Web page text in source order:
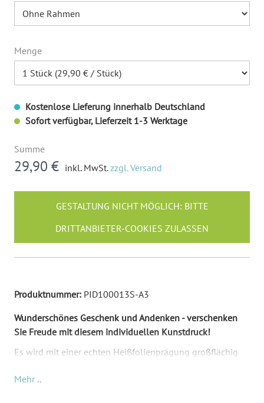
Menge
Kostenlose Lieferung innerhalb Deutschland
Sofort verfügbar, Lieferzeit 1-3 Werktage
Summe
29,90 € inkl. MwSt.zzgl. Versand
GESTALTUNG NICHT MÖGLICH: BITTE
DRITTANBIETER-COOKIES ZULASSEN
Produktnummer: PID100013S-A3
Wunderschönes Geschenk und Andenken - verschenken
Sie Freude mit diesem individuellen Kunstdruck!
Es wird mit einer echten Heißfolienprägung großflächig
Wählbare Größen: DIN A4 (297 x 210 mm) und DIN A3
Mehr ..